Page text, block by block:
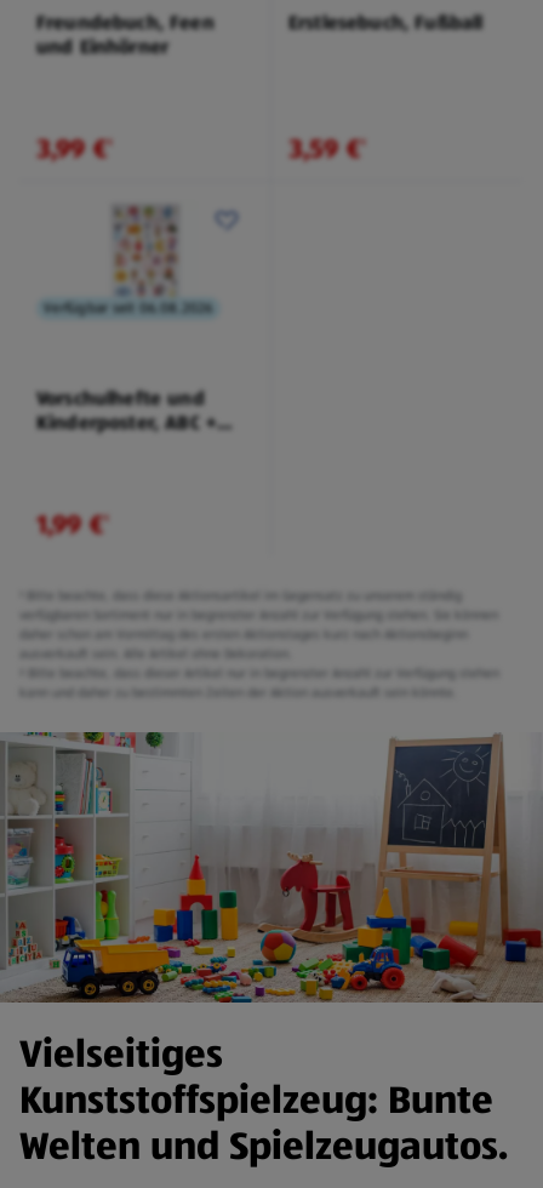
Freundebuch, Feen
und Einhörner
3,99 €¹
Erstlesebuch, Fußball
3,59 €¹
Verfügbar seit 06.08.2026
Vorschulhefte und
Kinderposter, ABC +
1,99 €¹
¹ Bitte beachte, dass diese Aktionsartikel im Gegensatz zu unserem ständig
daher schon am Vormittag des ersten Aktionstages kurz nach Aktionsbeginn
Vielseitiges
Kunststoffspielzeug: Bunte
Welten und Spielzeugautos.